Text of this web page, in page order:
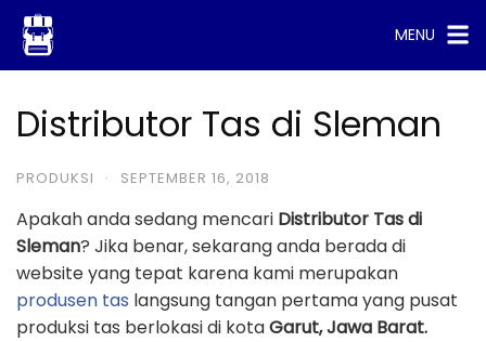
Skip
content
MENU
Distributor Tas di Sleman
PRODUKSI · SEPTEMBER 16, 2018
Apakah anda sedang mencari Distributor Tas di
Sleman? Jika benar, sekarang anda berada di
website yang tepat karena kami merupakan
produsen tas langsung tangan pertama yang pusat
produksi tas berlokasi di kotaGarut, Jawa Barat.